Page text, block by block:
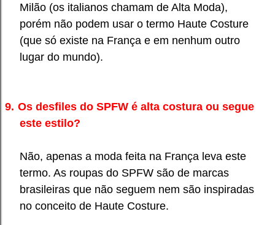
Milão (os italianos chamam de Alta Moda),
porém não podem usar o termo Haute Costure
(que só existe na França e em nenhum outro
lugar do mundo).
9. Os desfiles do SPFW é alta costura ou segue
este estilo?
Não, apenas a moda feita na França leva este
termo. As roupas do SPFW são de marcas
brasileiras que não seguem nem são inspiradas
no conceito de Haute Costure.